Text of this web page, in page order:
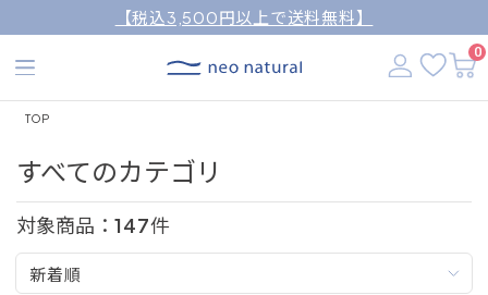
【税込3,500円以上で送料無料】
0
TOP
すべてのカテゴリ
対象商品： 147件
新着順